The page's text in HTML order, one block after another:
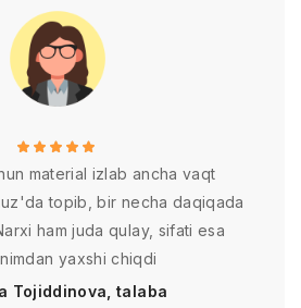
material izlab ancha vaqt
topib, bir necha daqiqada
ham juda qulay, sifati esa
yaxshi chiqdi
Tojiddinova, talaba